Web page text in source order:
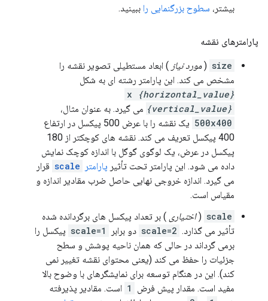
بیشتر، سطوح بزرگنمایی را ببینید.
پارامترهای نقشه
size
( مورد نیاز ) ابعاد مستطیلی تصویر نقشه را
مشخص می کند. این پارامتر رشته ای به شکل
{horizontal_value}
{vertical_value} می گیرد. به عنوان مثال،
500x400
یک نقشه را با عرض 500 پیکسل در ارتفاع
400 پیکسل تعریف می کند. نقشه های کوچکتر از 180
پیکسل در عرض، یک لوگوی گوگل با اندازه کوچک نمایش
داده می شود. این پارامتر تحت تأثیر پارامتر scale قرار
می گیرد. اندازه خروجی نهایی حاصل ضرب مقادیر اندازه و
مقیاس است.
scale
(اختیاری ) بر تعداد پیکسل های برگردانده شده
تأثیر می گذارد. scale=2 دو برابر scale=1 پیکسل را
برمی گرداند در حالی که همان ناحیه پوشش و سطح
جزئیات را حفظ می کند (یعنی محتوای نقشه تغییر نمی
کند). این در هنگام توسعه برای نمایشگرهای با وضوح بالا
مفید است. مقدار پیش فرض
1 است. مقادیر پذیرفته